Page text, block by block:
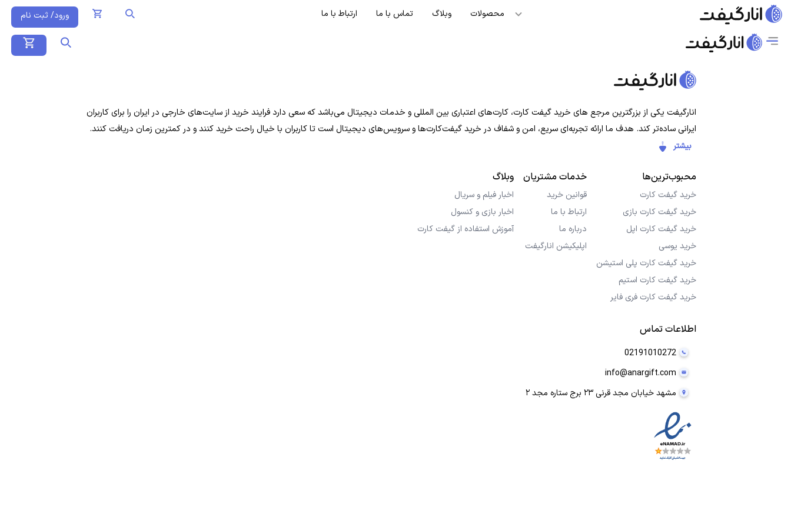
محصولات وبلاگ تماس با ما ارتباط با ما ورود/ ثبت نام
انارگیفت یکی از بزرگترین مرجع های خرید گیفت کارت، کارت‌های اعتباری بین المللی و خدمات دیجیتال می‌باشد که سعی دارد فرایند خرید از سایت‌های خارجی در ایران را برای کاربران
ایرانی ساده‌تر کند. هدف ما ارائه تجربه‌ای سریع، امن و شفاف در خرید گیفت‌کارت‌ها و سرویس‌های دیجیتال است تا کاربران با خیال راحت خرید کنند و در کمترین زمان دریافت کنند.
بیشتر
محبوب‌ترین‌ها
خرید گیفت کارت
خرید گیفت کارت بازی
خرید گیفت کارت اپل
خرید یوسی
خرید گیفت کارت پلی استیشن
خرید گیفت کارت استیم
خرید گیفت کارت فری فایر
خدمات مشتریان
قوانین خرید
ارتباط با ما
درباره ما
اپلیکیشن انارگیفت
وبلاگ
اخبار فیلم و سریال
اخبار بازی و کنسول
آموزش استفاده از گیفت کارت
اطلاعات تماس
02191010272
info@anargift.com
مشهد خیابان مجد قرنی ۲۳ برج ستاره مجد ۲